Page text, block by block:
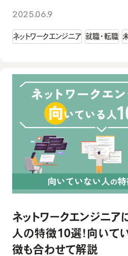
2025.06.9
ネットワークエンジニア 就職・転職
ネットワークエンジニア
人の特徴10選！向いて
徴も合わせて解説